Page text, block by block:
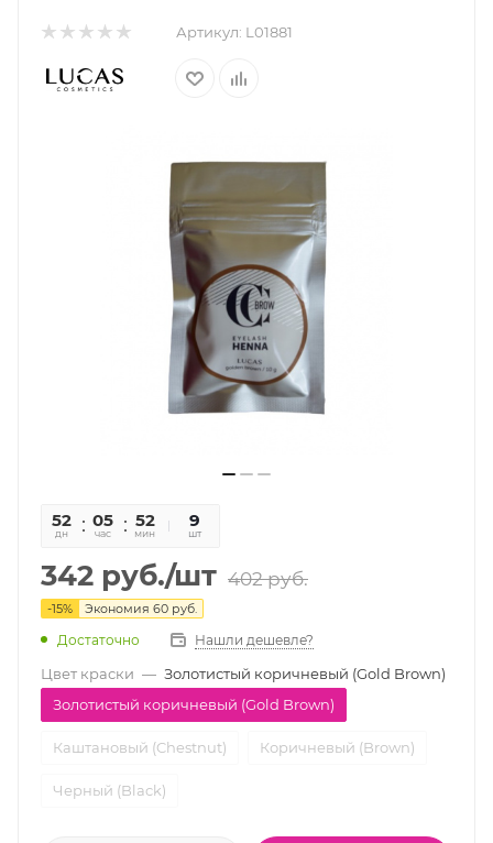
Артикул: L01881
52
дн
05
час
52
мин
07
сек
9
шт
342 руб./шт 402руб.
-15% Экономия 60 руб.
Достаточно Нашли дешевле?
Цвет краски — Золотистый коричневый (Gold Brown)
Золотистый коричневый (Gold Brown)
Каштановый (Chestnut) Коричневый (Brown)
Черный (Black)